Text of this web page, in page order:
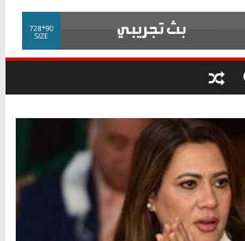
الوزاري لمدينة الصحفيين.. وانتهاء أعمال
إنشاء المبنى الإداري
المجلس القومي لحقوق الإنسان يعلن
متابعة قضية الدكتور محمد زهران.. ويؤكد:
قرينة البراءة وضمانات المحاكمة العادلة